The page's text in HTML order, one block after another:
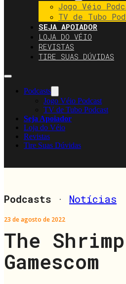
Jogo Véio
TV de Tubo
SEJA APOIADOR
LOJA DO VÉIO
REVISTAS
TIRE SUAS DÚVIDAS
Podcasts
Jogo Véio Podcast
TV de Tubo Podcast
Seja Apoiador
Loja do Véio
Revistas
Tire Suas Dúvidas
Podcasts · Notícias
23 de agosto de 2022
The
Gamescom